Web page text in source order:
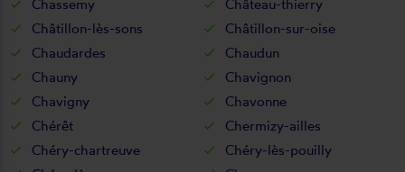
Chassemy
Château-thierry
Châtillon-lès-sons
Châtillon-sur-oise
Chaudardes
Chaudun
Chauny
Chavignon
Chavigny
Chavonne
Chérêt
Chermizy-ailles
Chéry-chartreuve
Chéry-lès-pouilly